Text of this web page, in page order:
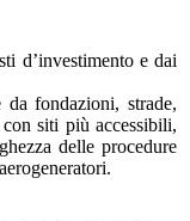
d’investimento e dai
fondazioni, strade,
siti più accessibili,
delle procedure